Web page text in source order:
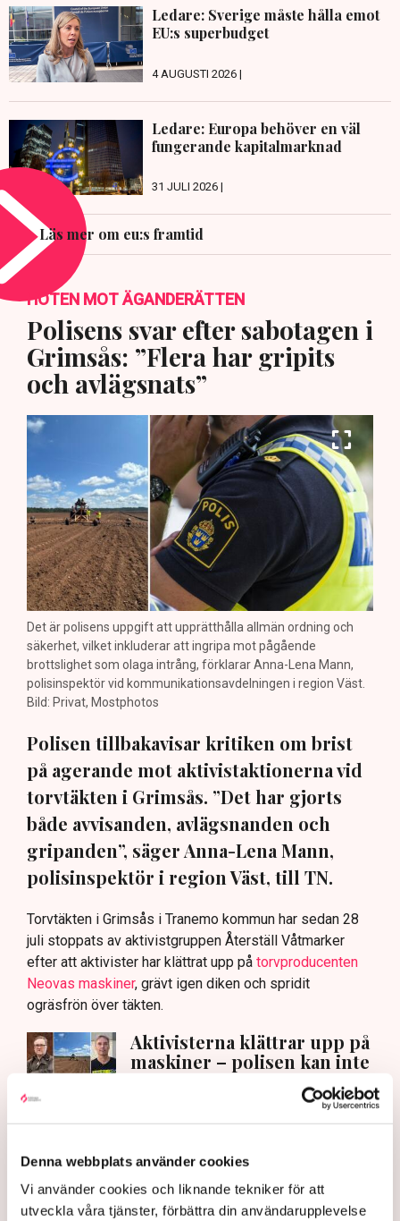
Denna webbplats använder cookies
Vi använder cookies och liknande tekniker för att
utveckla våra tjänster, förbättra din användarupplevelse
Ledare: Sverige måste hålla emot
EU:s superbudget
4 AUGUSTI 2026 |
Ledare: Europa behöver en väl
fungerande kapitalmarknad
31 JULI 2026 |
Läs mer om eu:s framtid
HOTEN MOT ÄGANDERÄTTEN
Polisens svar efter sabotagen i
Grimsås: ”Flera har gripits
och avlägsnats”
Det är polisens uppgift att upprätthålla allmän ordning och
säkerhet, vilket inkluderar att ingripa mot pågående
brottslighet som olaga intrång, förklarar Anna-Lena Mann,
polisinspektör vid kommunikationsavdelningen i region Väst.
Bild: Privat, Mostphotos
Polisen tillbakavisar kritiken om brist
på agerande mot aktivistaktionerna vid
torvtäkten i Grimsås. ”Det har gjorts
både avvisanden, avlägsnanden och
gripanden”, säger Anna-Lena Mann,
polisinspektör i region Väst, till TN.
Torvtäkten i Grimsås i Tranemo kommun har sedan 28
juli stoppats av aktivistgruppen Återställ Våtmarker
efter att aktivister har klättrat upp på torvproducenten
Neovas maskiner, grävt igen diken och spridit
ogräsfrön över täkten.
Aktivisterna klättrar upp på
maskiner – polisen kan inte
avvisa dem: ”Upptrappning
AI-sammanfattning
Torvtäkten i Grimsås har stoppats av aktivister